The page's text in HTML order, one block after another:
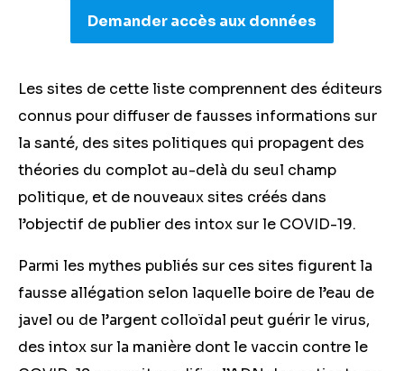
Demander accès aux données
Les sites de cette liste comprennent des éditeurs
connus pour diffuser de fausses informations sur
la santé, des sites politiques qui propagent des
théories du complot au-delà du seul champ
politique, et de nouveaux sites créés dans
l’objectif de publier des intox sur le COVID-19.
Parmi les mythes publiés sur ces sites figurent la
fausse allégation selon laquelle boire de l’eau de
javel ou de l’argent colloïdal peut guérir le virus,
des intox sur la manière dont le vaccin contre le